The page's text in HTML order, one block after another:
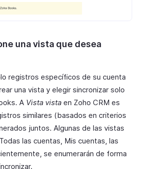
una vista que desea
registros específicos de su cuenta
una vista y elegir sincronizar solo
A Vista vista en Zoho CRM es
similares (basados en criterios
juntos. Algunas de las vistas
las cuentas, Mis cuentas, las
se enumerarán de forma